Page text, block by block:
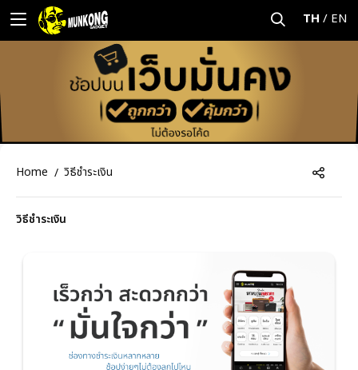
TH / EN
Home วิธีชำระเงิน
วิธีชำระเงิน